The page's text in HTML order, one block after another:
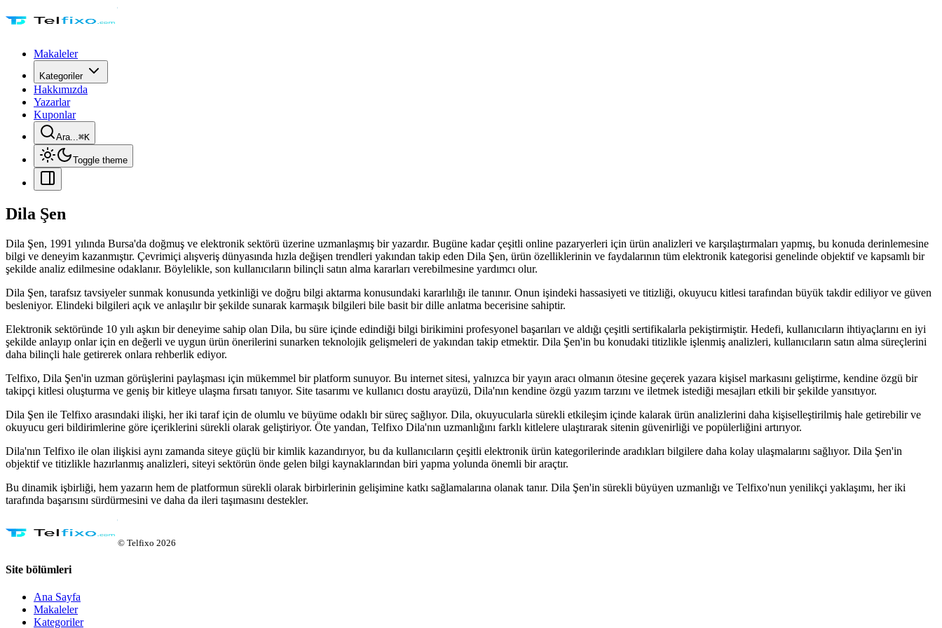
Makaleler
Kategoriler
Hakkımızda
Yazarlar
Kuponlar
Ara...⌘K
Toggle theme
Dila Şen
Dila Şen, 1991 yılında Bursa'da doğmuş ve elektronik sektörü üzerine uzmanlaşmış bir yazardır. Bugüne kadar çeşitli online pazaryerleri için ürün analizleri ve karşılaştırmaları yapmış, bu konuda derinlemesine
bilgi ve deneyim kazanmıştır. Çevrimiçi alışveriş dünyasında hızla değişen trendleri yakından takip eden Dila Şen, ürün özelliklerinin ve faydalarının tüm elektronik kategorisi genelinde objektif ve kapsamlı bir
şekilde analiz edilmesine odaklanır. Böylelikle, son kullanıcıların bilinçli satın alma kararları verebilmesine yardımcı olur.
Dila Şen, tarafsız tavsiyeler sunmak konusunda yetkinliği ve doğru bilgi aktarma konusundaki kararlılığı ile tanınır. Onun işindeki hassasiyeti ve titizliği, okuyucu kitlesi tarafından büyük takdir ediliyor ve güven
besleniyor. Elindeki bilgileri açık ve anlaşılır bir şekilde sunarak karmaşık bilgileri bile basit bir dille anlatma becerisine sahiptir.
Elektronik sektöründe 10 yılı aşkın bir deneyime sahip olan Dila, bu süre içinde edindiği bilgi birikimini profesyonel başarıları ve aldığı çeşitli sertifikalarla pekiştirmiştir. Hedefi, kullanıcıların ihtiyaçlarını en iyi
şekilde anlayıp onlar için en değerli ve uygun ürün önerilerini sunarken teknolojik gelişmeleri de yakından takip etmektir. Dila Şen'in bu konudaki titizlikle işlenmiş analizleri, kullanıcıların satın alma süreçlerini
daha bilinçli hale getirerek onlara rehberlik ediyor.
Telfixo, Dila Şen'in uzman görüşlerini paylaşması için mükemmel bir platform sunuyor. Bu internet sitesi, yalnızca bir yayın aracı olmanın ötesine geçerek yazara kişisel markasını geliştirme, kendine özgü bir
takipçi kitlesi oluşturma ve geniş bir kitleye ulaşma fırsatı tanıyor. Site tasarımı ve kullanıcı dostu arayüzü, Dila'nın kendine özgü yazım tarzını ve iletmek istediği mesajları etkili bir şekilde yansıtıyor.
Dila Şen ile Telfixo arasındaki ilişki, her iki taraf için de olumlu ve büyüme odaklı bir süreç sağlıyor. Dila, okuyucularla sürekli etkileşim içinde kalarak ürün analizlerini daha kişiselleştirilmiş hale getirebilir ve
okuyucu geri bildirimlerine göre içeriklerini sürekli olarak geliştiriyor. Öte yandan, Telfixo Dila'nın uzmanlığını farklı kitlelere ulaştırarak sitenin güvenirliği ve popülerliğini artırıyor.
Dila'nın Telfixo ile olan ilişkisi aynı zamanda siteye güçlü bir kimlik kazandırıyor, bu da kullanıcıların çeşitli elektronik ürün kategorilerinde aradıkları bilgilere daha kolay ulaşmalarını sağlıyor. Dila Şen'in
objektif ve titizlikle hazırlanmış analizleri, siteyi sektörün önde gelen bilgi kaynaklarından biri yapma yolunda önemli bir araçtır.
Bu dinamik işbirliği, hem yazarın hem de platformun sürekli olarak birbirlerinin gelişimine katkı sağlamalarına olanak tanır. Dila Şen'in sürekli büyüyen uzmanlığı ve Telfixo'nun yenilikçi yaklaşımı, her iki
tarafında başarısını sürdürmesini ve daha da ileri taşımasını destekler.
© Telfixo 2026
Site bölümleri
Ana Sayfa
Makaleler
Kategoriler